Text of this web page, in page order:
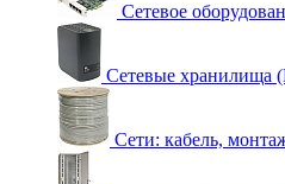
Сетевое
Сетевые хранилища
Сети: кабель,